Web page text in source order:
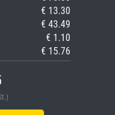
€ 13.30
€ 43.49
€ 1.10
€ 15.76